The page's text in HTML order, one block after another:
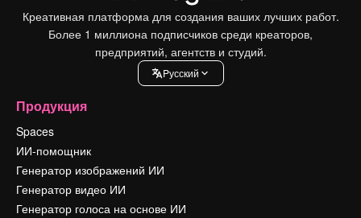
Креативная платформа для создания ваших лучших работ.
Более 1 миллиона подписчиков среди креаторов,
предприятий, агентств и студий.
Pусский
Продукция
Spaces
ИИ-помощник
Генератор изображений ИИ
Генератор видео ИИ
Генератор голоса на основе ИИ